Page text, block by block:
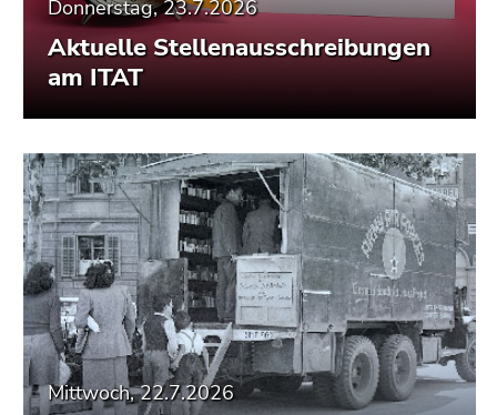
Donnerstag, 23.7.2026
Aktuelle Stellenausschreibungen
am ITAT
Mittwoch, 22.7.2026